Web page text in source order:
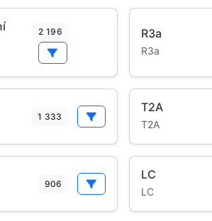
2 196 R3a
R3a
1 333
T2A
T2A
906
LC
LC